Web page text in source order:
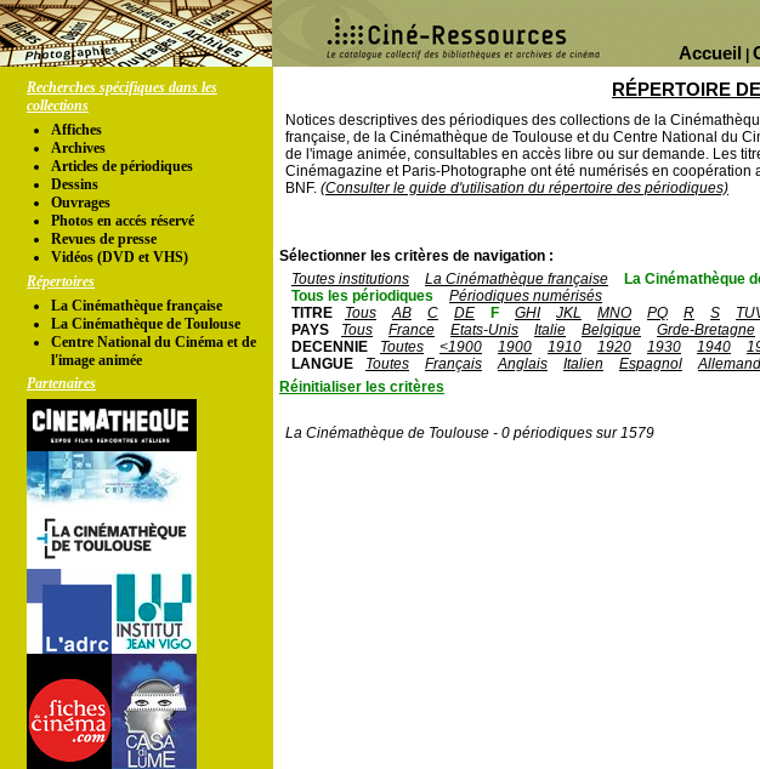
Accueil
Recherches spécifiques dans les
collections
Affiches
Archives
Articles de périodiques
Dessins
Ouvrages
Photos en accés réservé
Revues de presse
Vidéos (DVD et VHS)
Répertoires
La Cinémathèque française
La Cinémathèque de Toulouse
Centre National du Cinéma et de
l'image animée
Partenaires
RÉPERTOIRE
Notices descriptives des périodiques des collections de la
française, de la Cinémathèque de Toulouse et du Centre National du
de l'image animée, consultables en accès libre ou sur demande. Les
Cinémagazine et Paris-Photographe ont été numérisés en coopération
BNF. (Consulter le guide d'utilisation du répertoire des périodiques)
Sélectionner les critères de navigation :
Toutes institutions
La Cinémathèque française La Cinémathèque
Tous les périodiques
Périodiques numérisés
TITRE
Tous AB C DE F GHI JKL MNO PQ R S
PAYS
Tous France Etats-Unis Italie Belgique Grde-Bretagne
DECENNIE
Toutes <1900 1900 1910 1920 1930 1940
LANGUE
Toutes Français Anglais Italien Espagnol Allemand
Réinitialiser les critères
La Cinémathèque de Toulouse - 0 périodiques sur 1579